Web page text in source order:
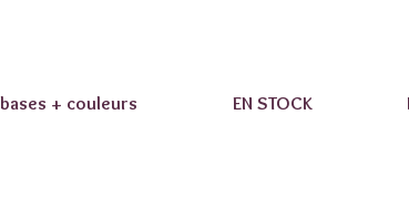
bases + couleurs EN STOCK